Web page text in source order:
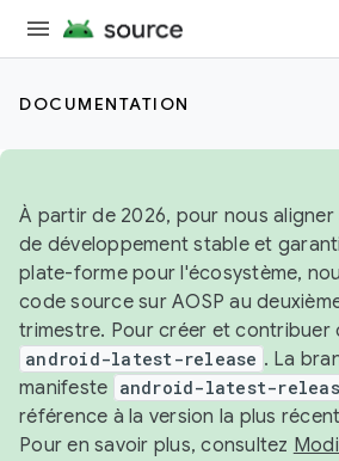
DOCUMENTATION
À partir de 2026, pour nous
de développement stable et
plate-forme pour l'écosystème,
code source sur AOSP au
trimestre. Pour créer et contribuer
android-latest-release . La
manifeste android-latest-
référence à la version la plus
Pour en savoir plus, consultez